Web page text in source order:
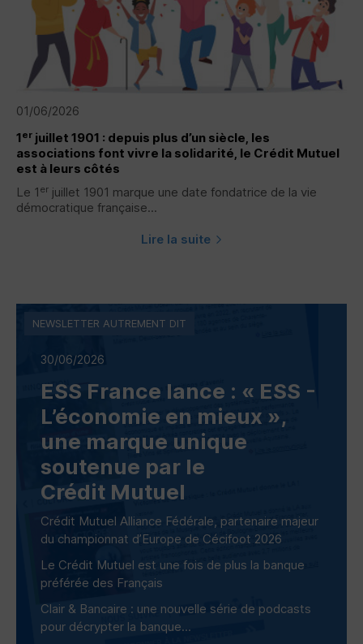
01/06/2026
1er juillet 1901 : depuis plus d’un siècle, les
associations font vivre la solidarité, le Crédit Mutuel
est à leurs côtés
Le 1 er juillet 1901 marque une date fondatrice de la vie
démocratique française...
Lire la suite
30/06/2026
ESS France lance : « ESS -
L’économie en mieux »,
une marque unique
soutenue par le
Crédit Mutuel
Crédit Mutuel Alliance Fédérale, partenaire majeur
du championnat d’Europe de Cécifoot 2026
Le Crédit Mutuel est une fois de plus la banque
préférée des Français
Clair & Bancaire : une nouvelle série de podcasts
pour décrypter la banque...
NEWSLETTER AUTREMENT DIT